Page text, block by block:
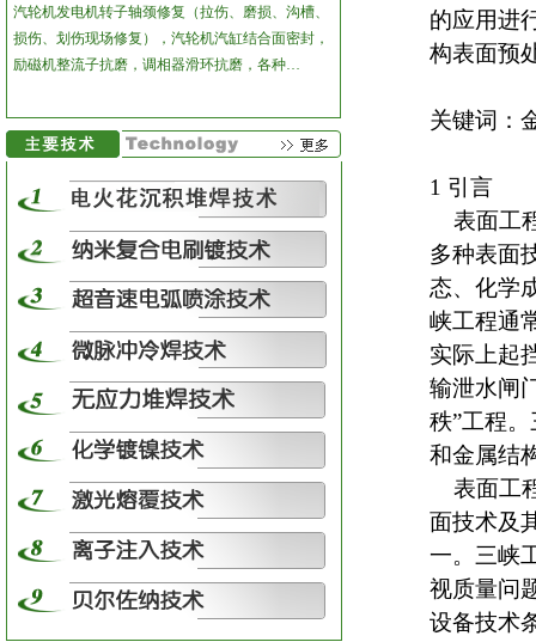
汽轮机发电机转子轴颈修复（拉伤、磨损、沟槽、
损伤、划伤现场修复），汽轮机汽缸结合面密封，
励磁机整流子抗磨，调相器滑环抗磨，各种…
的应用进
构表面预
关键词：
1 引言
表面工
多种表面
态、化学
峡工程通
实际上起
输泄水闸
秩”工程
和金属结
表面工
面技术及
一。三峡
视质量问
设备技术